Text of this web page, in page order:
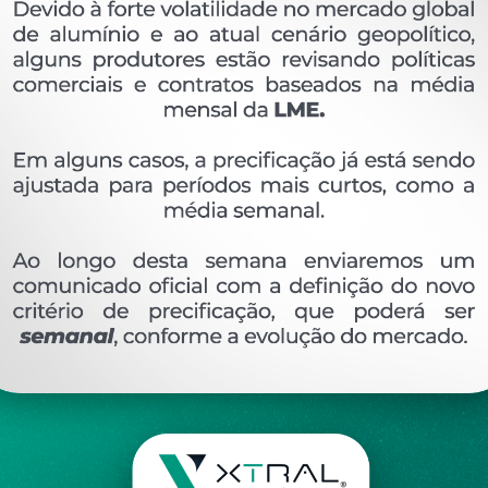
OVERVIEW
Perfil extrudado de alumínio para GRADIL E
Ver perfis
Etiquetas: 054- PESO LINEAR - 0 632 KG/M
DESCRIÇÃO COMENTÁRIOS (0)